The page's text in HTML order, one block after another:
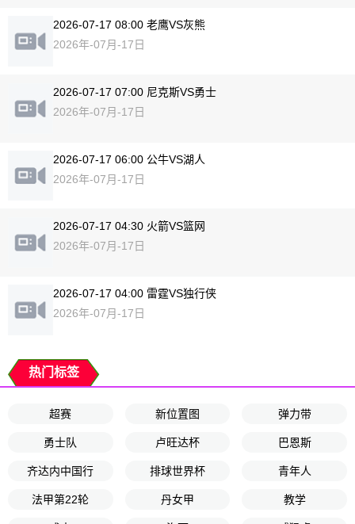
2026-07-17 08:00 老鹰VS灰熊
2026年-07月-17日
2026-07-17 07:00 尼克斯VS勇士
2026年-07月-17日
2026-07-17 06:00 公牛VS湖人
2026年-07月-17日
2026-07-17 04:30 火箭VS篮网
2026年-07月-17日
2026-07-17 04:00 雷霆VS独行侠
2026年-07月-17日
热门标签
超赛 新位置图 弹力带
勇士队 卢旺达杯 巴恩斯
齐达内中国行 排球世界杯 青年人
法甲第22轮 丹女甲 教学